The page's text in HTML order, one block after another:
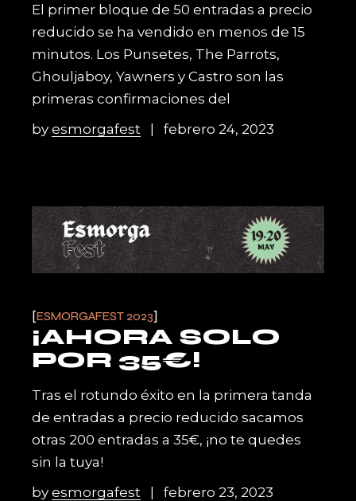
El primer bloque de 50 entradas a precio
reducido se ha vendido en menos de 15
minutos. Los Punsetes, The Parrots,
Ghouljaboy, Yawners y Castro son las
primeras confirmaciones del
byesmorgafest febrero 24, 2023
ESMORGAFEST 2023
¡AHORA SOLO
POR 35€!
Tras el rotundo éxito en la primera tanda
de entradas a precio reducido sacamos
otras 200 entradas a 35€, ¡no te quedes
sin la tuya!
byesmorgafest febrero 23, 2023